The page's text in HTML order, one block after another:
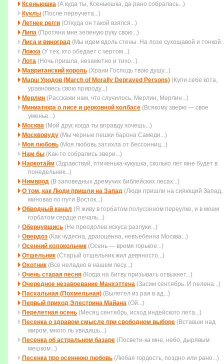
Ксеньюшка (А куда ты, Ксеньюшка, да рано собралась...)
Куклы (После переучета...)
Летнее регги (Откуда он такой взялся...)
Липа (Протяни мне зеленую руку свою...)
Лиса и виноград (Мы идем вдоль стены. На лозе сухощавой и
Ложка (У тех, кто обедает с чертом...)
Лота (Ночь пришла, незаметно и тихо...)
Мавританский король (Храни Господь твою душу...)
Марш Уродов (March of Morally Depraved Persons) (Купи себе кота,
уравновесь свою природу...)
Мерлин (Расскажи нам, что случилось, Мерлин, Мерлин...)
Миниатюра о лисе и церковной колбасе (Всякому зверю — свое
уменье...)
Москва (Мой друг, когда ты вправду хочешь...)
Москвовуду (Мы черные пешки барона Самеди...)
Моя любовь (Моя любовь затихла от бессонниц...)
Нам бы (Как-то собрались звери...)
Наркотайм (Здравствуй, птиченька-кукушка, сколько лет мне будет в
понедельник...)
Нимврод (В заповедных дремучих библейских лесах...)
О том, как Люди пришли на Запад (Люди пришли на сияющий Запад,
миновав по пути Восток...)
Обводный канал (Я живу в горбатом полусонном переулке, и в моем
горбатом сердце печаль...)
Обернувшись (Не преодолев искуса разлуки...)
Овердоз (Как чудесна, драгоценна, невъебенна Москва...)
Осенний колокольчик (Осень — время горькое...)
Отшельник (Старый отшельник жил девяносто...)
Охотник (Все неладно в нашем лесу...)
Очень старая песня (Когда на битву пpизывать отвыкнет...)
Очередное незавоевание Манхэттена (Засим сентябрь. И пелена...)
Пасхальная (Похмельная) (Вылетел из рая в ад...)
Первый приход Элестрина Майана (Ой...)
Перелетная осень (Месяц сентябрь, исход индейского лета...)
Песенка о здравом смысле при свободном выборе (Вставши над
миpом, много ль увидишь...)
Песенка об астральном базаре (Посвети-ка мне, небо, дырявым
мешком...)
Песенка про осеннюю любовь (Любая гордость, поздно или рано...)